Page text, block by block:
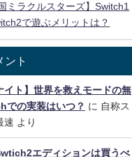
ミラクルスターズ】Switch1
で遊ぶメリットは？
ント
イト】世界を救えモードの無
での実装はいつ？ に 自称ス
速 より
エディションは買うべ